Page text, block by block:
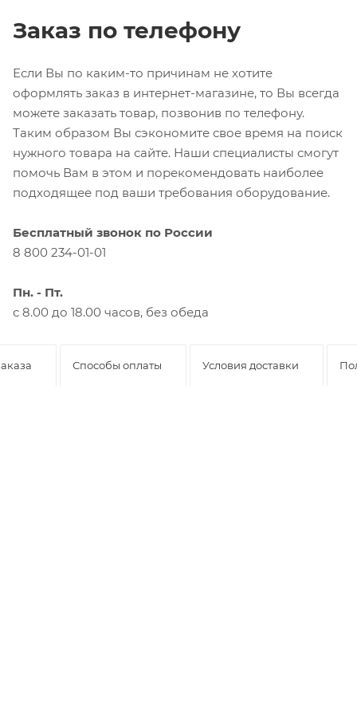
Заказ по телефону
Если Вы по каким-то причинам не хотите
оформлять заказ в интернет-магазине, то Вы всегда
можете заказать товар, позвонив по телефону.
Таким образом Вы сэкономите свое время на поиск
нужного товара на сайте. Наши специалисты смогут
помочь Вам в этом и порекомендовать наиболее
подходящее под ваши требования оборудование.
Бесплатный звонок по России
8 800 234-01-01
Пн. - Пт.
с 8.00 до 18.00 часов, без обеда
Способы оплаты Условия доставки